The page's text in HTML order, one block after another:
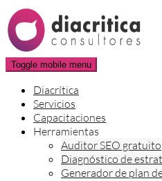
Skip
to
content
Toggle mobile menu
Diacrítica
Servicios
Capacitaciones
Herramientas
Auditor SEO gratuito
Diagnóstico de
Generador de plan